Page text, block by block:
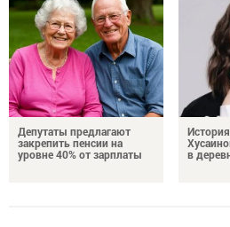
Депутаты предлагают
закрепить пенсии на
уровне 40% от зарплаты
в